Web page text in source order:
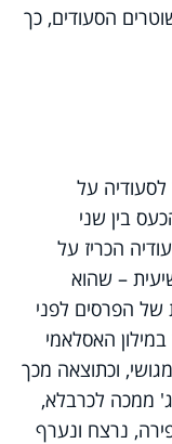
הסעודים, כך
על
בין שני
הכריז על
– שהוא
של הפרסים לפני
האסלאמי
וכתוצאה מכך
ממכה לכרבלא,
שעל ידה, בשנת 680 לספירה, נרצח ונערף